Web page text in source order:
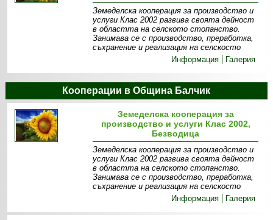
Земеделска кооперация за производство и
услуги Клас 2002 развива своята дейност
в областта на селското стопанство.
Занимава се с производство, преработка,
съхранение и реализация на селскосто
Информация
Галерия
Кооперации в Община Балчик
Земеделска кооперация за
производство и услуги Клас 2002,
Безводица
Земеделска кооперация за производство и
услуги Клас 2002 развива своята дейност
в областта на селското стопанство.
Занимава се с производство, преработка,
съхранение и реализация на селскосто
Информация
Галерия